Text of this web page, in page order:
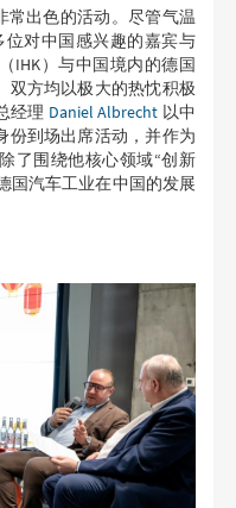
常出色的活动。尽管气温
位对中国感兴趣的嘉宾与
IHK）与中国境内的德国
双方均以极大的热忱积极
经理 Daniel Albrecht 以中
份到场出席活动，并作为
了围绕他核心领域“创新
国汽车工业在中国的发展
会2026大中华区日